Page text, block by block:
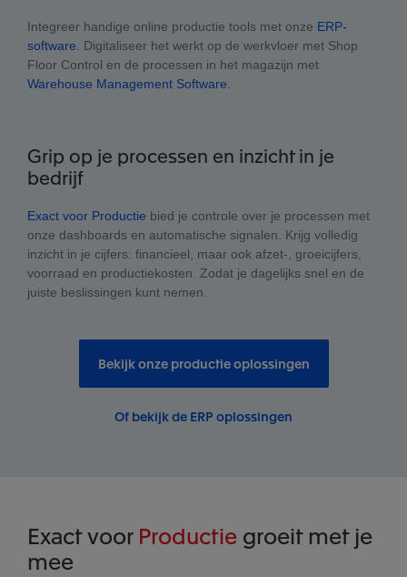
Integreer handige online productie tools met onze ERP-
software . Digitaliseer het werkt op de werkvloer met Shop
Floor Control en de processen in het magazijn met
Warehouse Management Software
Grip op je processen en inzicht in je
bedrijf
Exact voor Productie bied je controle over je processen met
onze dashboards en automatische signalen. Krijg volledig
inzicht in je cijfers: financieel, maar ook afzet-, groeicijfers,
voorraad en productiekosten. Zodat je dagelijks snel en de
juiste beslissingen kunt nemen.
Bekijk onze productie oplossingen
Of bekijk de ERP oplossingen
Exact voor Productie groeit met je
mee